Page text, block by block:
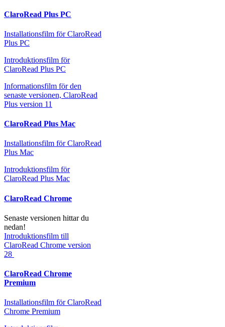
ClaroRead Plus PC
Installationsfilm för ClaroRead
Plus PC
Introduktionsfilm för
ClaroRead Plus PC
Informationsfilm för den
senaste versionen, ClaroRead
Plus version 11
ClaroRead Plus Mac
Installationsfilm för ClaroRead
Plus Mac
Introduktionsfilm för
ClaroRead Plus Mac
ClaroRead Chrome
Senaste versionen hittar du
nedan!
Introduktionsfilm till
ClaroRead Chrome version
28
ClaroRead Chrome
Premium
Installationsfilm för ClaroRead
Chrome Premium